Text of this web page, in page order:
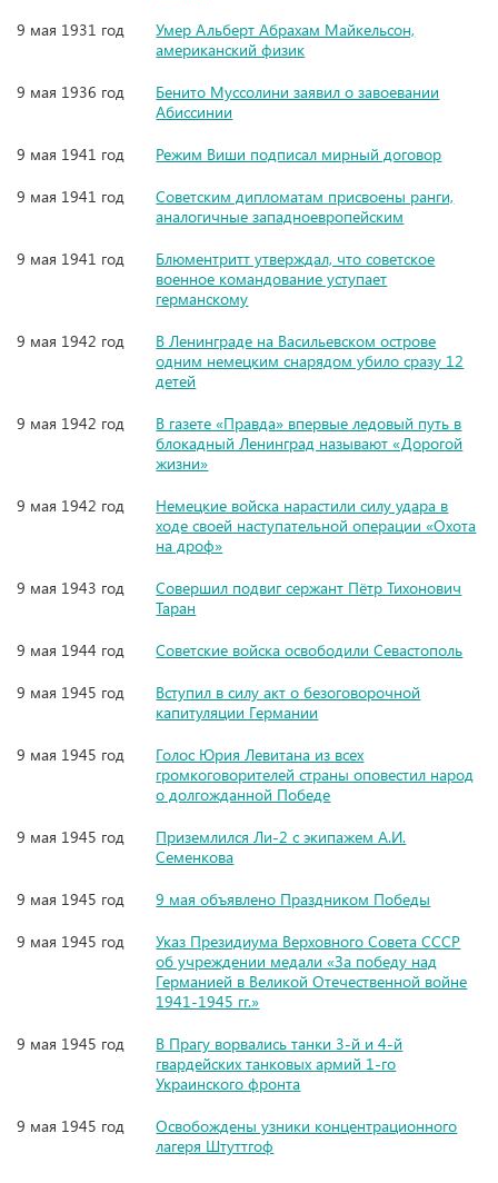
9 мая 1931 год
Умер Альберт Абрахам Майкельсон,
американский физик
9 мая 1936 год
Бенито Муссолини заявил о завоевании
Абиссинии
9 мая 1941 год
Режим Виши подписал мирный договор
9 мая 1941 год
Советским дипломатам присвоены ранги,
аналогичные западноевропейским
9 мая 1941 год
Блюментритт утверждал, что советское
военное командование уступает
германскому
9 мая 1942 год
В Ленинграде на Васильевском острове
одним немецким снарядом убило сразу 12
детей
9 мая 1942 год
В газете «Правда» впервые ледовый путь в
блокадный Ленинград называют «Дорогой
жизни»
9 мая 1942 год
Немецкие войска нарастили силу удара в
ходе своей наступательной операции «Охота
на дроф»
9 мая 1943 год
Совершил подвиг сержант Пётр Тихонович
Таран
9 мая 1944 год
Советские войска освободили Севастополь
9 мая 1945 год
Вступил в силу акт о безоговорочной
капитуляции Германии
9 мая 1945 год
Голос Юрия Левитана из всех
громкоговорителей страны оповестил народ
о долгожданной Победе
9 мая 1945 год
Приземлился Ли-2 с экипажем А.И.
Семенкова
9 мая 1945 год
9 мая объявлено Праздником Победы
9 мая 1945 год
Указ Президиума Верховного Совета СССР
об учреждении медали «За победу над
Германией в Великой Отечественной войне
1941-1945 гг.»
9 мая 1945 год
В Прагу ворвались танки 3-й и 4-й
гвардейских танковых армий 1-го
Украинского фронта
9 мая 1945 год
Освобождены узники концентрационного
лагеря Штуттгоф